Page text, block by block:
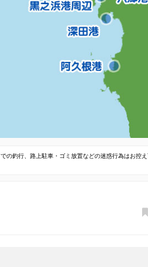
釣行、路上駐車・ゴミ放置などの迷惑行為はお控え